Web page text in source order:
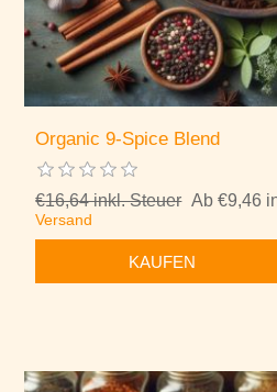
Organic 9-Spice Blend
€16,64 inkl. Steuer Ab €9,46
Versand
KAUFEN